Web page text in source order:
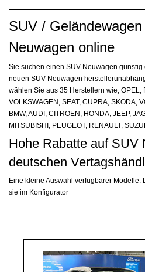
SUV /
Neuwagen online
Sie suchen einen SUV Neuwagen
neuen SUV Neuwagen
wählen Sie aus 35 Herstellern wie, OPEL,
VOLKSWAGEN, SEAT, CUPRA, SKODA,
BMW, AUDI, CITROEN, HONDA, JEEP,
MITSUBISHI, PEUGEOT, RENAULT,
Hohe Rabatte auf SUV
deutschen
Eine kleine Auswahl verfügbarer Modelle.
sie im Konfigurator